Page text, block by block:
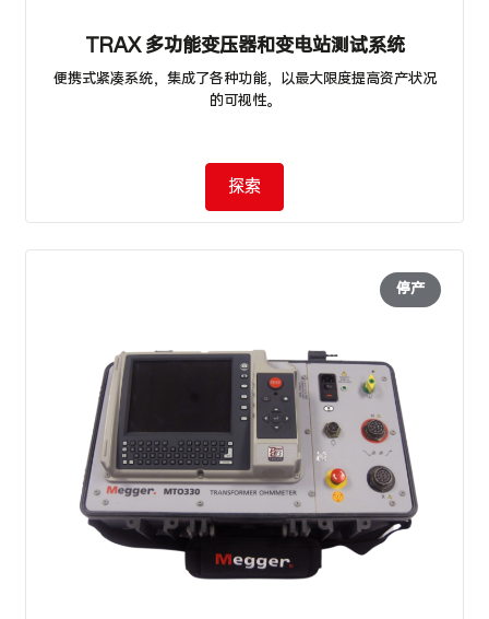
TRAX 多功能变压器和变电站测试系统
便携式紧凑系统，集成了各种功能，以最大限度提高资产状况
的可视性。
探索
停产